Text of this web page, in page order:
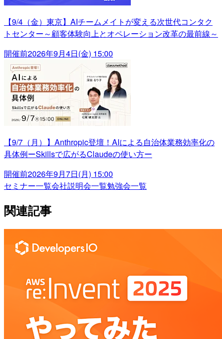
【9/4（金）東京】AIチームメイトが変える次世代コンタク
トセンター～顧客体験向上とオペレーション改革の最前線～
開催前2026年9月4日(金) 15:00
【9/7（月）】Anthropic登壇！AIによる自治体業務効率化の
具体例ーSkillsで広がるClaudeの使い方ー
開催前2026年9月7日(月) 15:00
セミナー一覧会社説明会一覧勉強会一覧
関連記事